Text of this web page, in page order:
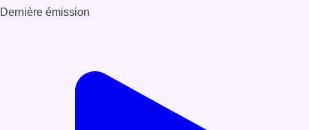
Dernière émission